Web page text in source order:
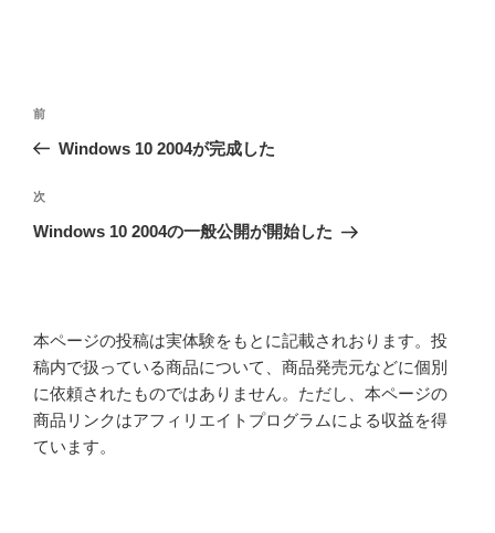
投
ナ
ビ
ゲ
ン
前
の
稿
前
Windows 10 2004が完成した
次
の
次
Windows 10 2004の一般公開が開始した
本ページの投稿は実体験をもとに記載されおります。投
稿内で扱っている商品について、商品発売元などに個別
に依頼されたものではありません。ただし、本ページの
商品リンクはアフィリエイトプログラムによる収益を得
ています。